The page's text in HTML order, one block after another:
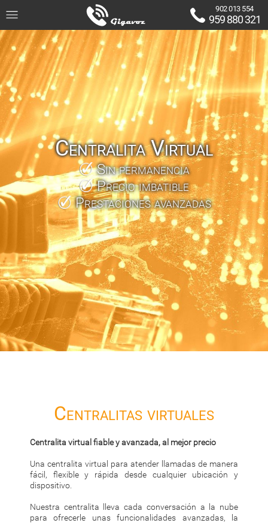
902 013 554
959 880 321
Centralita Virtual
Sin permanencia
Precio imbatible
Prestaciones avanzadas
Centralitas virtuales
Centralita virtual fiable y avanzada, al mejor precio
Una centralita virtual para atender llamadas de manera
fácil, flexible y rápida desde cualquier ubicación y
dispositivo.
Nuestra centralita lleva cada conversación a la nube
para ofrecerle unas funcionalidades avanzadas, la